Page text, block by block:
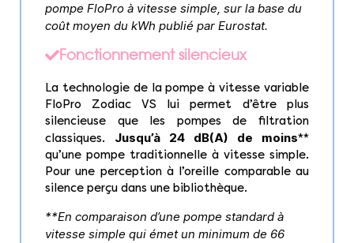
pompe FloPro à vitesse simple, sur la base du
coût moyen du kWh publié par Eurostat.
Fonctionnement silencieux
La technologie de la pompe à vitesse variable
FloPro Zodiac VS lui permet d’être plus
silencieuse que les pompes de filtration
classiques. Jusqu’à 24 dB(A) de moins**
qu’une pompe traditionnelle à vitesse simple.
Pour une perception à l’oreille comparable au
silence perçu dans une bibliothèque.
**En comparaison d’une pompe standard à
vitesse simple qui émet un minimum de 66